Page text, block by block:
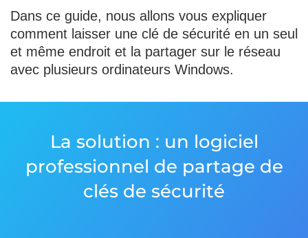
Dans ce guide, nous allons vous expliquer
comment laisser une clé de sécurité en un seul
et même endroit et la partager sur le réseau
avec plusieurs ordinateurs Windows.
La solution : un logiciel
professionnel de partage de
clés de sécurité